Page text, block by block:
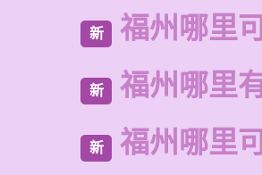
新 福州哪里
新 福州哪里
新 福州哪里